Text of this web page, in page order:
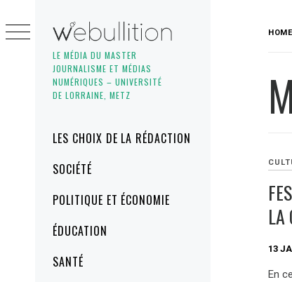
LE MÉDIA DU MASTER
JOURNALISME ET MÉDIAS
NUMÉRIQUES – UNIVERSITÉ
DE LORRAINE, METZ
MenuLES CHOIX DE LA RÉDACTION
SOCIÉTÉ
POLITIQUE ET ÉCONOMIE
ÉDUCATION
SANTÉ
to
content
HOME
LA
13
En